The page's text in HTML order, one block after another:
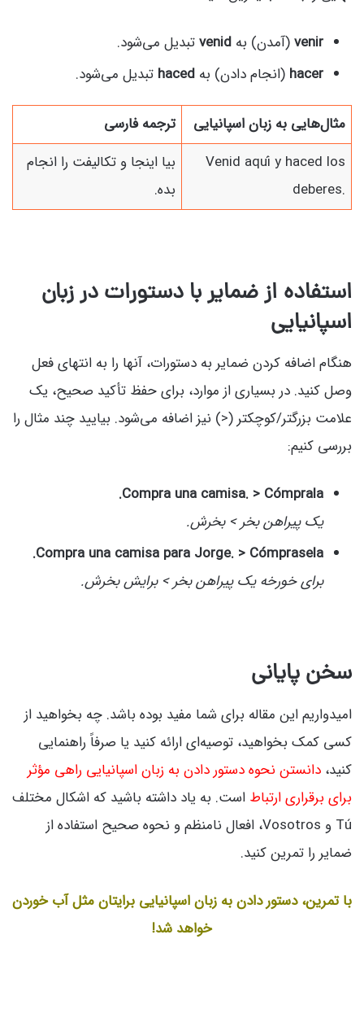
venir(آمدن) به venidتبدیل می‌شود.
hacer (انجام دادن) به haced تبدیل می‌شود.
مثال‌هایی به زبان اسپانیایی
ترجمه فارسی
Venid aquí y haced los
deberes.
بیا اینجا و تکالیفت را انجام
بده.
استفاده از ضمایر با دستورات در زبان
اسپانیایی
هنگام اضافه کردن ضمایر به دستورات، آنها را به انتهای فعل
وصل کنید. در بسیاری از موارد، برای حفظ تأکید صحیح، یک
علامت بزرگتر/کوچکتر (<) نیز اضافه می‌شود. بیایید چند مثال را
بررسی کنیم:
Compra una camisa. > Cómprala.
یک پیراهن بخر > بخرش.
Compra una camisa para Jorge. > Cómprasela.
برای خورخه یک پیراهن بخر > برایش بخرش.
سخن پایانی
امیدواریم این مقاله برای شما مفید بوده باشد. چه بخواهید از
کسی کمک بخواهید، توصیه‌ای ارائه کنید یا صرفاً راهنمایی
کنید، دانستن نحوه دستور دادن به زبان اسپانیایی راهی مؤثر
برای برقراری ارتباط است. به یاد داشته باشید که اشکال مختلف
Tú و Vosotros، افعال نامنظم و نحوه صحیح استفاده از
ضمایر را تمرین کنید.
با تمرین، دستور دادن به زبان اسپانیایی برایتان مثل آب خوردن
خواهد شد!